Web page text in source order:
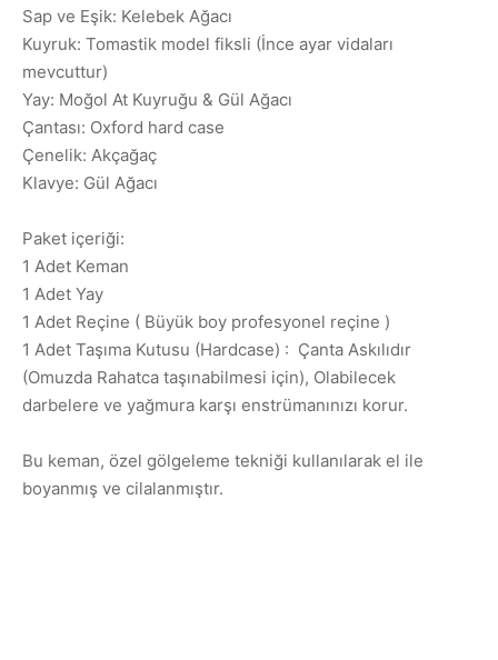
Sap ve Eşik: Kelebek Ağacı
Kuyruk: Tomastik model fiksli (İnce ayar vidaları
mevcuttur)
Yay: Moğol At Kuyruğu & Gül Ağacı
Çantası: Oxford hard case
Çenelik: Akçağaç
Klavye: Gül Ağacı
Paket içeriği:
1 Adet Keman
1 Adet Yay
1 Adet Reçine ( Büyük boy profesyonel reçine )
1 Adet Taşıma Kutusu (Hardcase) : Çanta Askılıdır
(Omuzda Rahatca taşınabilmesi için), Olabilecek
darbelere ve yağmura karşı enstrümanınızı korur.
Bu keman, özel gölgeleme tekniği kullanılarak el ile
boyanmış ve cilalanmıştır.